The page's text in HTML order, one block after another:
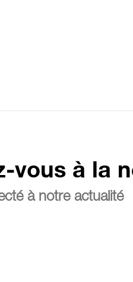
vous à la
à notre actualité